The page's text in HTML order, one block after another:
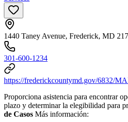
1440 Taney Avenue, Frederick, MD
301-600-1234
https://frederickcountymd.gov/6832/
Proporciona asistencia para encontrar
plazo y determinar la elegibilidad para
de Casos Más información: